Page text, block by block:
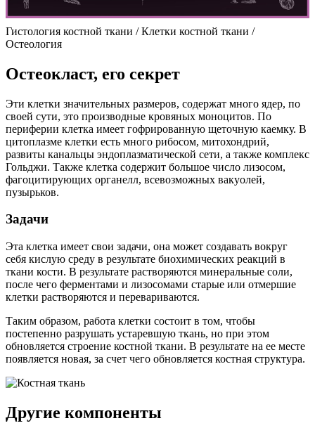
Гистология костной ткани / Клетки костной ткани /
Остеология
Остеокласт, его секрет
Эти клетки значительных размеров, содержат много ядер, по
своей сути, это производные кровяных моноцитов. По
периферии клетка имеет гофрированную щеточную каемку. В
цитоплазме клетки есть много рибосом, митохондрий,
развиты канальцы эндоплазматической сети, а также комплекс
Гольджи. Также клетка содержит большое число лизосом,
фагоцитирующих органелл, всевозможных вакуолей,
пузырьков.
Задачи
Эта клетка имеет свои задачи, она может создавать вокруг
себя кислую среду в результате биохимических реакций в
ткани кости. В результате растворяются минеральные соли,
после чего ферментами и лизосомами старые или отмершие
клетки растворяются и перевариваются.
Таким образом, работа клетки состоит в том, чтобы
постепенно разрушать устаревшую ткань, но при этом
обновляется строение костной ткани. В результате на ее месте
появляется новая, за счет чего обновляется костная структура.
Другие компоненты